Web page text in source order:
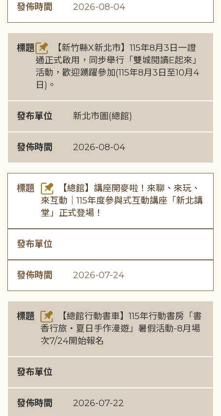
發佈時間 2026-08-04
標題
【新竹縣X新北市】115年8月3日一證
通正式啟用，同步舉行「雙城閱讀E起來」
活動，歡迎踴躍參加(115年8月3日至10月4
日)。
發布單位 新北市圖(總館)
發佈時間 2026-08-04
標題
【總館】講座開麥啦！來聊、來玩、
來互動｜115年度參與式互動講座「新北講
堂」正式登場！
發布單位
發佈時間 2026-07-24
標題
【總館行動書車】115年行動書房「書
香行旅・夏日手作漫遊」暑假活動-8月場
次7/24開始報名
發布單位
發佈時間 2026-07-22